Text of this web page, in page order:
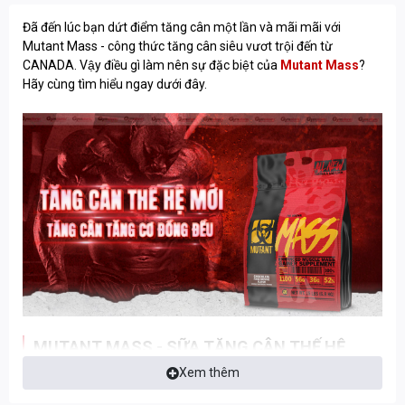
Đã đến lúc bạn dứt điểm tăng cân một lần và mãi mãi với
Mutant Mass - công thức tăng cân siêu vươt trội đến từ
CANADA. Vậy điều gì làm nên sự đặc biệt của Mutant Mass?
Hãy cùng tìm hiểu ngay dưới đây.
MUTANT MASS - SỮA TĂNG CÂN THẾ HỆ
MỚI, TĂNG CÂN TĂNG CƠ HIỆU QUẢ
Xem thêm